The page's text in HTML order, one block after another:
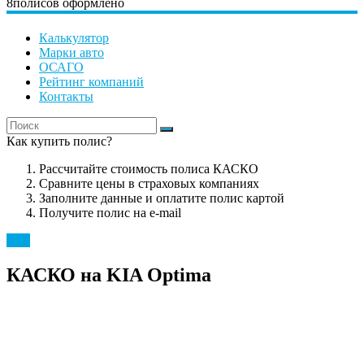
Калькулятор
Марки авто
ОСАГО
Рейтинг компаний
Контакты
Как купить полис?
Рассчитайте стоимость полиса КАСКО
Сравните цены в страховых компаниях
Заполните данные и оплатите полис картой
Получите полис на e-mail
КАСКО на KIA Optima